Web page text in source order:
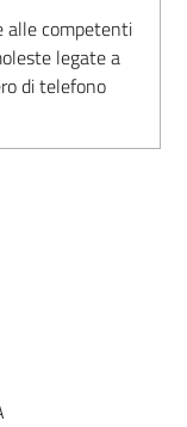
alle competenti
legate a
di telefono